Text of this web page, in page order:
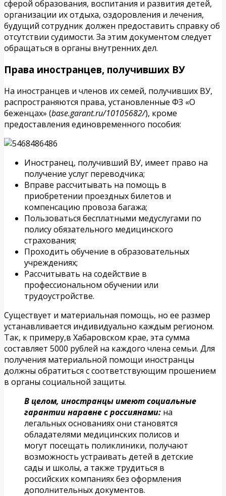
сферой образования, воспитания и развития детей,
организации их отдыха, оздоровления и лечения,
будущий сотрудник должен предоставить справку об
отсутствии судимости. За этим документом следует
обращаться в органы внутренних дел.
Права иностранцев, получивших ВУ
На иностранцев и членов их семей, получивших ВУ,
распространяются права, установленные ФЗ «О
беженцах» (base.garant.ru/10105682/), кроме
предоставления единовременного пособия:
Иностранец, получивший ВУ, имеет право на
получение услуг переводчика;
Вправе рассчитывать на помощь в
приобретении проездных билетов и
компенсацию провоза багажа;
Пользоваться бесплатными медуслугами по
полису обязательного медицинского
страхования;
Проходить обучение в образовательных
учреждениях;
Рассчитывать на содействие в
профессиональном обучении или
трудоустройстве.
Существует и материальная помощь, но ее размер
устанавливается индивидуально каждым регионом.
Так, к примеру,в Хабаровском крае, эта сумма
составляет 5000 рублей на каждого члена семьи. Для
получения материальной помощи иностранцы
должны обратиться с соответствующим прошением
в органы социальной защиты.
В целом, иностранцы имеют социальные
гарантии наравне с россиянами: на
легальных основаниях они становятся
обладателями медицинских полисов и
могут посещать поликлиники, получают
возможность устраивать детей в детские
сады и школы, а также трудиться в
российских компаниях без оформления
дополнительных документов.